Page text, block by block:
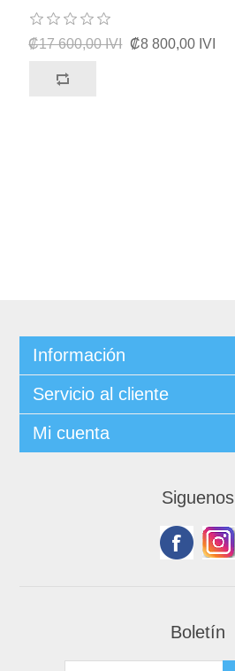
₡17 600,00 IVI ₡8 800,00 IVI
Información
Servicio al cliente
Mi cuenta
Siguenos
Boletín